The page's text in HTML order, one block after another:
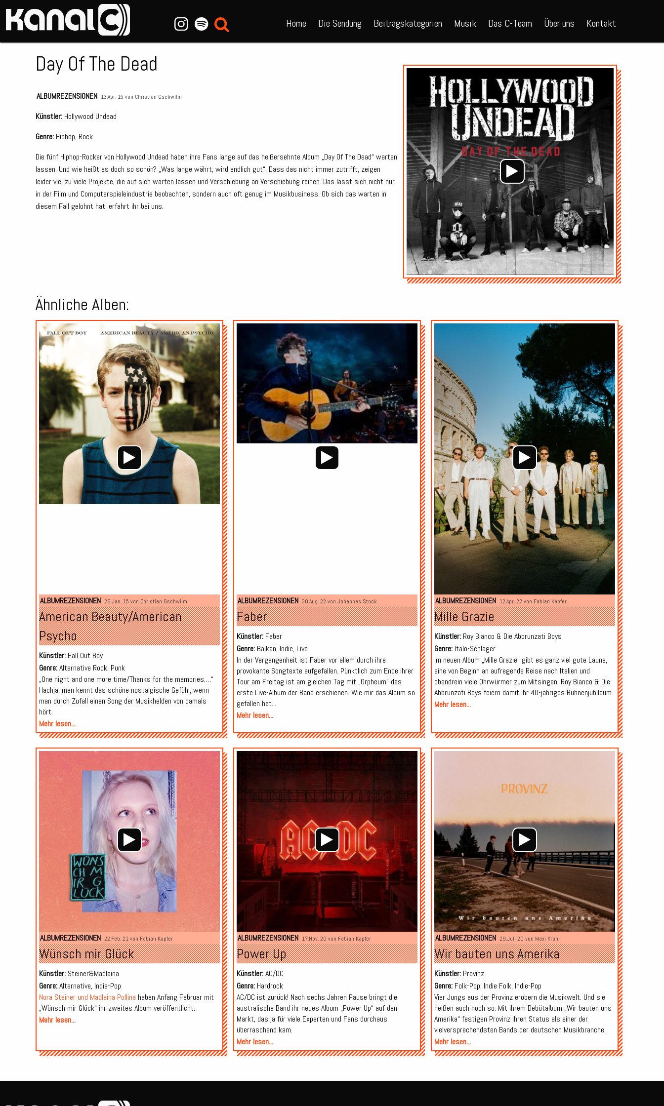
Home Die Sendung Beitragskategorien Musik Das C-Team Über uns Kontakt
Audio-
Player
Day Of The Dead
ALBUMREZENSIONEN 13.Apr. 15 von Christian Gschwilm
Künstler: Hollywood Undead
Genre: Hiphop, Rock
Die fünf Hiphop-Rocker von Hollywood Undead haben ihre Fans lange auf das heißersehnte Album „Day Of The Dead“ warten
lassen. Und wie heißt es doch so schön? „Was lange währt, wird endlich gut“. Dass das nicht immer zutrifft, zeigen
leider viel zu viele Projekte, die auf sich warten lassen und Verschiebung an Verschiebung reihen. Das lässt sich nicht nur
in der Film und Computerspieleindustrie beobachten, sondern auch oft genug im Musikbusiness. Ob sich das warten in
diesem Fall gelohnt hat, erfahrt ihr bei uns.
Ähnliche Alben:
Audio-
Player
ALBUMREZENSIONEN 26.Jan. 15 von Christian Gschwilm
American Beauty/American
Psycho
Künstler:Fall Out Boy
Genre:Alternative Rock, Punk
„One night and one more time/Thanks for the memories….“
Hachja, man kennt das schöne nostalgische Gefühl, wenn
man durch Zufall einen Song der Musikhelden von damals
hört.
Mehr lesen...
Audio-
Player
ALBUMREZENSIONEN 30.Aug. 22 von Johannes Stock
Faber
Künstler:Faber
Genre:Balkan, Indie, Live
In der Vergangenheit ist Faber vor allem durch ihre
provokante Songtexte aufgefallen. Pünktlich zum Ende ihrer
Tour am Freitag ist am gleichen Tag mit „Orpheum“ das
erste Live-Album der Band erschienen. Wie mir das Album so
gefallen hat...
Mehr lesen...
Audio-
Player
ALBUMREZENSIONEN 12.Apr. 22 von Fabian Kapfer
Mille Grazie
Künstler:Roy Bianco & Die Abbrunzati Boys
Genre:Italo-Schlager
Im neuen Album „Mille Grazie“ gibt es ganz viel gute Laune,
eine von Beginn an aufregende Reise nach Italien und
obendrein viele Ohrwürmer zum Mitsingen. Roy Bianco & Die
Abbrunzati Boys feiern damit ihr 40-jähriges Bühnenjubiläum.
Mehr lesen...
Audio-
Player
ALBUMREZENSIONEN 22.Feb. 21 von Fabian Kapfer
Wünsch mir Glück
Künstler:Steiner&Madlaina
Genre:Alternative, Indie-Pop
Nora Steiner und Madlaina Pollina haben Anfang Februar mit
„Wünsch mir Glück“ ihr zweites Album veröffentlicht.
Mehr lesen...
Audio-
Player
ALBUMREZENSIONEN 17.Nov. 20 von Fabian Kapfer
Power Up
Künstler:AC/DC
Genre:Hardrock
AC/DC ist zurück! Nach sechs Jahren Pause bringt die
australische Band ihr neues Album „Power Up“ auf den
Markt, das ja für viele Experten und Fans durchaus
überraschend kam.
Mehr lesen...
Audio-
Player
ALBUMREZENSIONEN 29.Juli 20 von Maxi Kroh
Wir bauten uns Amerika
Künstler:Provinz
Genre:Folk-Pop, Indie Folk, Indie-Pop
Vier Jungs aus der Provinz erobern die Musikwelt. Und sie
heißen auch noch so. Mit ihrem Debütalbum „Wir bauten uns
Amerika“ festigen Provinz ihren Status als einer der
vielversprechendsten Bands der deutschen Musikbranche.
Mehr lesen...